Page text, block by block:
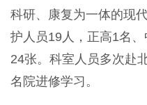
科研、康复为一体的现
护人员19人，正高1名
24张。科室人员多次赴
名院进修学习。